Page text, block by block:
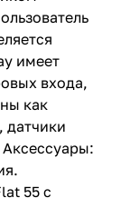
имеет
входа,
как
датчики
55 с